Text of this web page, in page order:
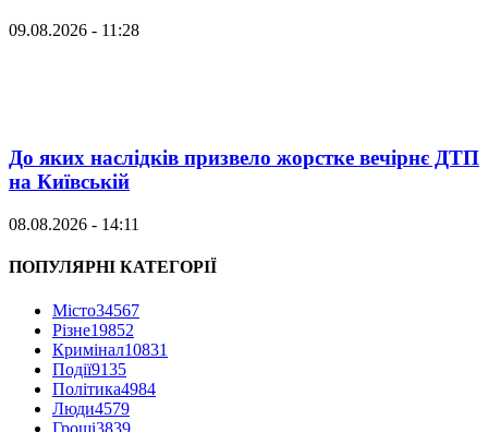
09.08.2026 - 11:28
До яких наслідків призвело жорстке вечірнє ДТП
на Київській
08.08.2026 - 14:11
ПОПУЛЯРНІ КАТЕГОРІЇ
Місто34567
Різне19852
Кримінал10831
Події9135
Політика4984
Люди4579
Гроші3839